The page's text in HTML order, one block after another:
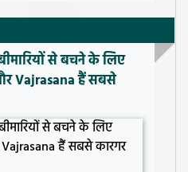
से बचने के लिए
Vajrasana हैं सबसे